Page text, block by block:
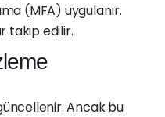
(MFA) uygulanır.
takip edilir.
Ancak bu